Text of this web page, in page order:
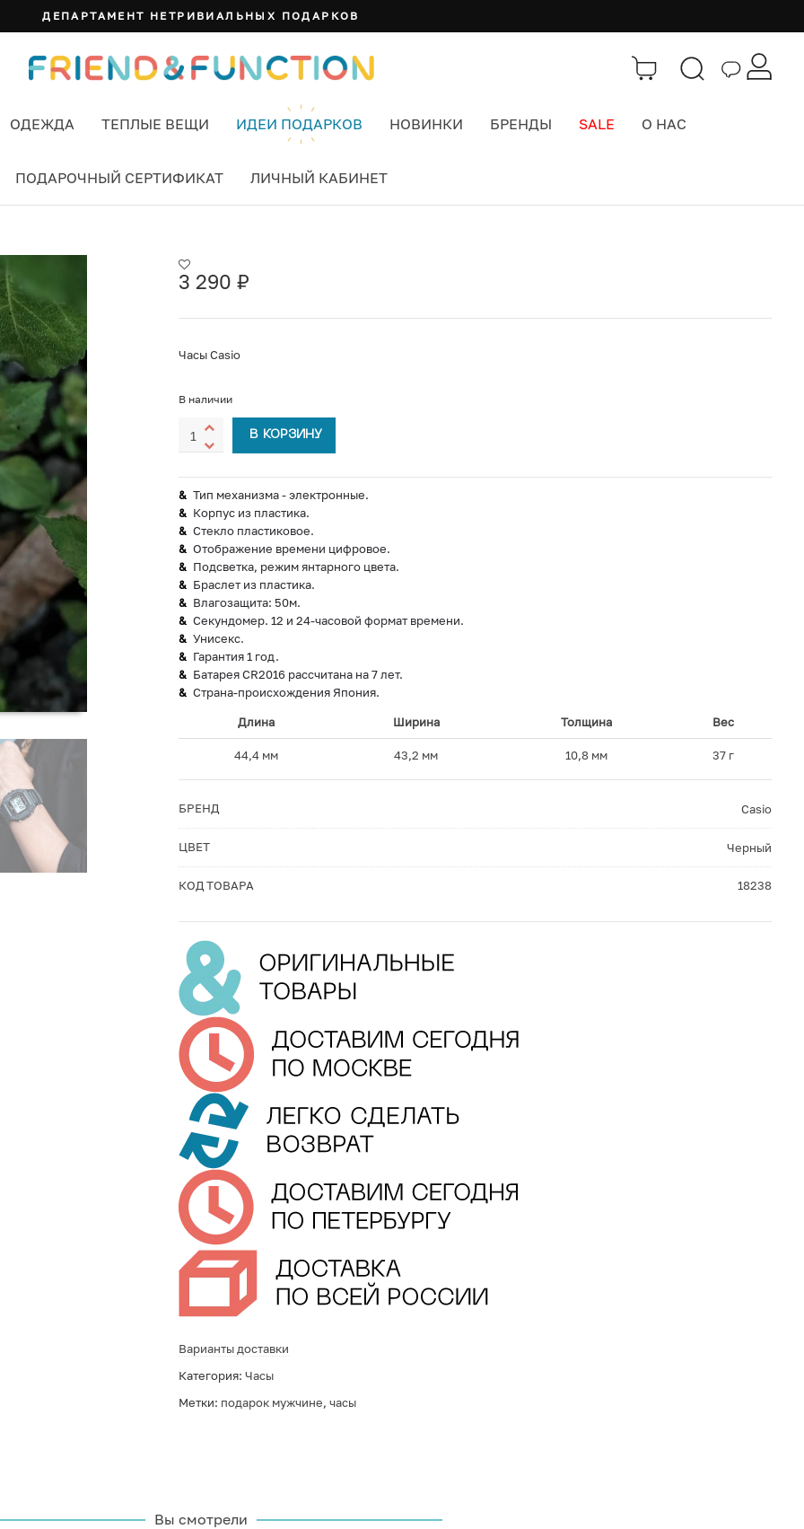
ДЕПАРТАМЕНТ НЕТРИВИАЛЬНЫХ ПОДАРКОВ
ОДЕЖДА ТЕПЛЫЕ ВЕЩИ ИДЕИ ПОДАРКОВ НОВИНКИ БРЕНДЫ SALE О НАС
ПОДАРОЧНЫЙ СЕРТИФИКАТ ЛИЧНЫЙ КАБИНЕТ
3 290 ₽
Часы Casio
В наличии
В КОРЗИНУ
Тип механизма - электронные.
Корпус из пластика.
Стекло пластиковое.
Отображение времени цифровое.
Подсветка, режим янтарного цвета.
Браслет из пластика.
Влагозащита: 50м.
Секундомер. 12 и 24-часовой формат времени.
Унисекс.
Гарантия 1 год.
Батарея CR2016 рассчитана на 7 лет.
Страна-происхождения Япония.
Длина Ширина Толщина Вес
44,4 мм 43,2 мм 10,8 мм 37 г
БРЕНД Casio
ЦВЕТ Черный
КОД ТОВАРА 18238
Варианты доставки
Категория: Часы
Метки: подарок мужчине, часы
Вы смотрели